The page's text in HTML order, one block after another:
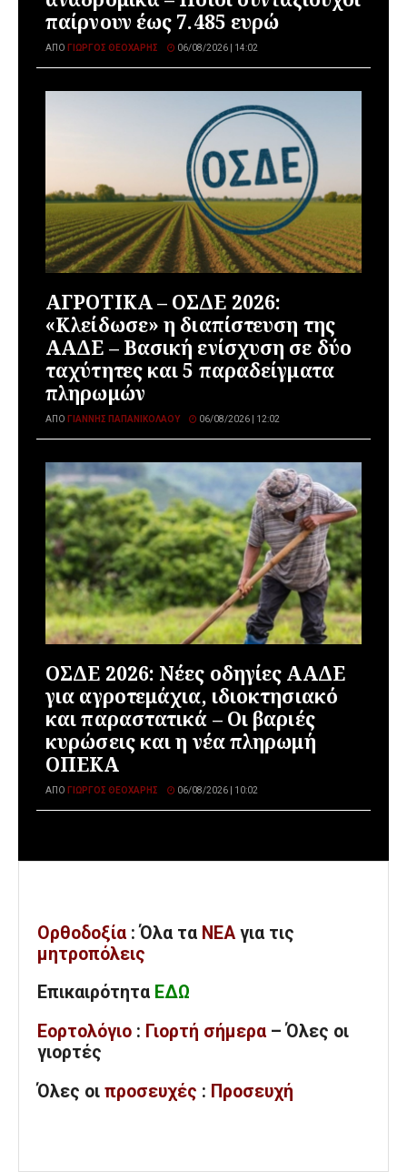
παίρνουν έως 7.485 ευρώ
ΑΠΌ ΓΙΏΡΓΟΣ ΘΕΟΧΆΡΗΣ 06/08/2026 | 14:02
ΑΓΡΟΤΙΚΑ – ΟΣΔΕ 2026:
«Κλείδωσε» η διαπίστευση της
ΑΑΔΕ – Βασική ενίσχυση σε δύο
ταχύτητες και 5 παραδείγματα
πληρωμών
ΑΠΌ ΓΙΆΝΝΗΣ ΠΑΠΑΝΙΚΟΛΆΟΥ 06/08/2026 | 12:02
ΟΣΔΕ 2026: Νέες οδηγίες ΑΑΔΕ
για αγροτεμάχια, ιδιοκτησιακό
και παραστατικά – Οι βαριές
κυρώσεις και η νέα πληρωμή
ΟΠΕΚΑ
ΑΠΌ ΓΙΏΡΓΟΣ ΘΕΟΧΆΡΗΣ 06/08/2026 | 10:02
Ορθοδοξία : Όλα τα ΝΕΑ για τις
μητροπόλεις
Επικαιρότητα ΕΔΩ
Εορτολόγιο : Γιορτή σήμερα – Όλες οι
γιορτές
Όλες οι προσευχές : Προσευχή